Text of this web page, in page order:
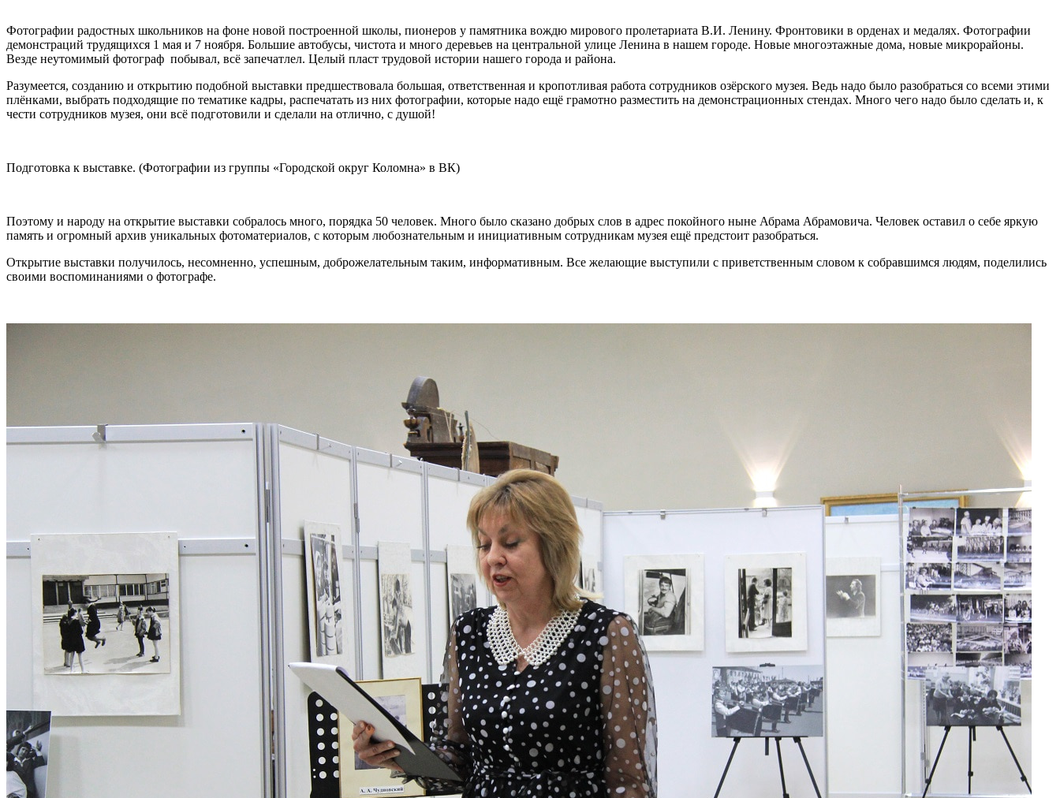
Фотографии радостных школьников на фоне новой построенной школы, пионеров у памятника вождю мирового пролетариата В.И. Ленину. Фронтовики в орденах и медалях. Фотографии
демонстраций трудящихся 1 мая и 7 ноября. Большие автобусы, чистота и много деревьев на центральной улице Ленина в нашем городе. Новые многоэтажные дома, новые микрорайоны.
Везде неутомимый фотограф побывал, всё запечатлел. Целый пласт трудовой истории нашего города и района.
Разумеется, созданию и открытию подобной выставки предшествовала большая, ответственная и кропотливая работа сотрудников озёрского музея. Ведь надо было разобраться со всеми этими
плёнками, выбрать подходящие по тематике кадры, распечатать из них фотографии, которые надо ещё грамотно разместить на демонстрационных стендах. Много чего надо было сделать и, к
чести сотрудников музея, они всё подготовили и сделали на отлично, с душой!
Подготовка к выставке. (Фотографии из группы «Городской округ Коломна» в ВК)
Поэтому и народу на открытие выставки собралось много, порядка 50 человек. Много было сказано добрых слов в адрес покойного ныне Абрама Абрамовича. Человек оставил о себе яркую
память и огромный архив уникальных фотоматериалов, с которым любознательным и инициативным сотрудникам музея ещё предстоит разобраться.
Открытие выставки получилось, несомненно, успешным, доброжелательным таким, информативным. Все желающие выступили с приветственным словом к собравшимся людям, поделились
своими воспоминаниями о фотографе.